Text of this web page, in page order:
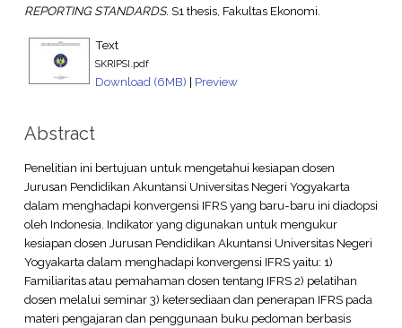
REPORTING STANDARDS. S1 thesis, Fakultas Ekonomi.
Text
SKRIPSI.pdf
Download (6MB) | Preview
Abstract
Penelitian ini bertujuan untuk mengetahui kesiapan dosen
Jurusan Pendidikan Akuntansi Universitas Negeri Yogyakarta
dalam menghadapi konvergensi IFRS yang baru-baru ini diadopsi
oleh Indonesia. Indikator yang digunakan untuk mengukur
kesiapan dosen Jurusan Pendidikan Akuntansi Universitas Negeri
Yogyakarta dalam menghadapi konvergensi IFRS yaitu: 1)
Familiaritas atau pemahaman dosen tentang IFRS 2) pelatihan
dosen melalui seminar 3) ketersediaan dan penerapan IFRS pada
materi pengajaran dan penggunaan buku pedoman berbasis